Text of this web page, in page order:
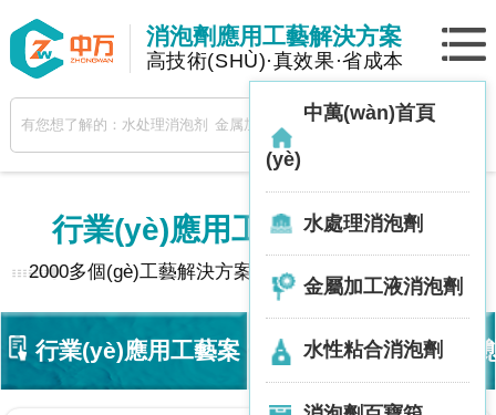
消泡劑應用工藝解決方案
高技術(SHÙ)·真效果·省成本
中萬(wàn)首頁
(yè)
水處理消泡劑
金屬加工液消泡劑
水性粘合消泡劑
行業(yè)應用工藝 · 解決方案
2000多個(gè)工藝解決方案，助你解決泡沫問(wèn)題
行業(yè)應用工藝案 技術(shù)動(dòng)